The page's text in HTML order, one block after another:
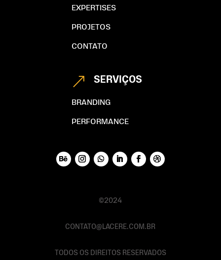
EXPERTISES
PROJETOS
CONTATO
& SERVIÇOS
BRANDING
PERFORMANCE
©2024
CONTATO@LACERE.COM.BR
TODOS OS DIREITOS RESERVADOS